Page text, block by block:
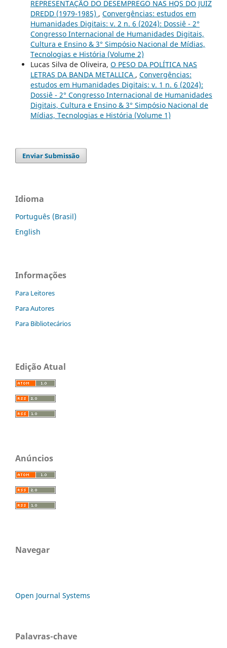
REPRESENTAÇÃO DO DESEMPREGO NAS HQS DO JUIZ
DREDD (1979-1985) , Convergências: estudos em
Humanidades Digitais: v. 2 n. 6 (2024): Dossiê - 2°
Congresso Internacional de Humanidades Digitais,
Cultura e Ensino & 3° Simpósio Nacional de Mídias,
Tecnologias e História (Volume 2)
Lucas Silva de Oliveira, O PESO DA POLÍTICA NAS
LETRAS DA BANDA METALLICA , Convergências:
estudos em Humanidades Digitais: v. 1 n. 6 (2024):
Dossiê - 2° Congresso Internacional de Humanidades
Digitais, Cultura e Ensino & 3° Simpósio Nacional de
Mídias, Tecnologias e História (Volume 1)
Enviar Submissão
Idioma
Português (Brasil)
English
Informações
Para Leitores
Para Autores
Para Bibliotecários
Edição Atual
Anúncios
Navegar
Open Journal Systems
Palavras-chave